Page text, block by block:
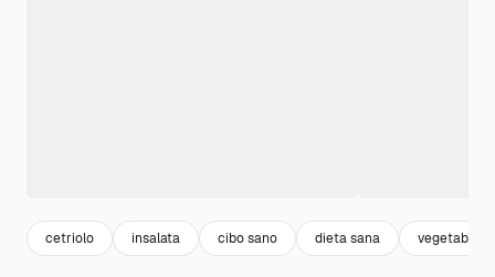
cetriolo insalata cibo sano dieta sana vegetable